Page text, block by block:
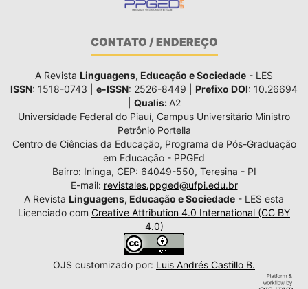
CONTATO / ENDEREÇO
A Revista Linguagens, Educação e Sociedade - LES
ISSN: 1518-0743 | e-ISSN: 2526-8449 | Prefixo DOI: 10.26694
Qualis:A2
Universidade Federal do Piauí, Campus Universitário Ministro
Petrônio Portella
Centro de Ciências da Educação, Programa de Pós-Graduação
em Educação - PPGEd
Bairro: Ininga, CEP: 64049-550, Teresina - PI
E-mail: revistales.ppged@ufpi.edu.br
A Revista Linguagens, Educação e Sociedade - LES esta
Licenciado com Creative Attribution 4.0 International (CC BY
4.0)
OJS customizado por: Luis Andrés Castillo B.